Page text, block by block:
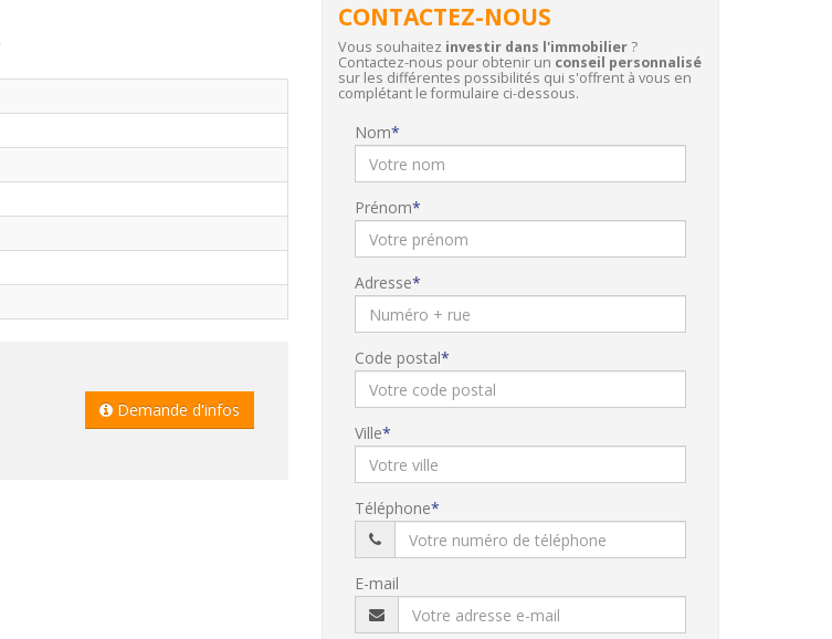
Demande d'infos
CONTACTEZ-NOUS
Vous souhaitez investir dans l'immobilier ?
Contactez-nous pour obtenir un conseil personnalisé
sur les différentes possibilités qui s'offrent à vous en
complétant le formulaire ci-dessous.
Nom
Prénom
Adresse
Code postal
Ville
Téléphone
E-mail